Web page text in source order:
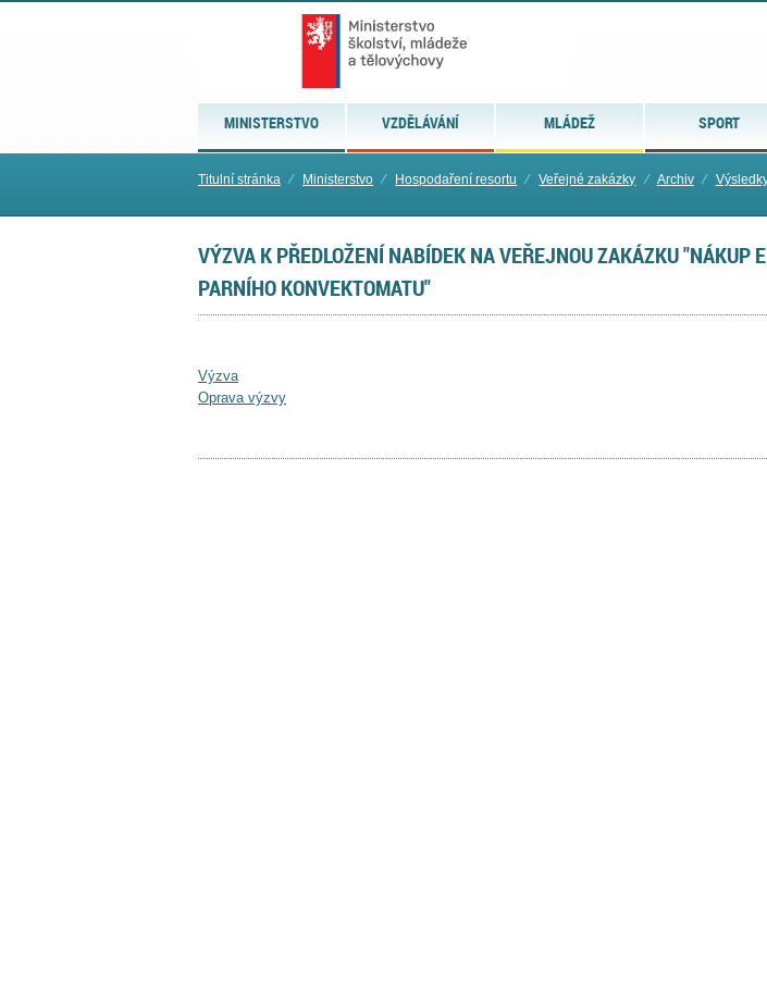
MINISTERSTVO VZDĚLÁVÁNÍ MLÁDEŽ SPORT
Titulní stránka ⁄ Ministerstvo ⁄ Hospodaření resortu ⁄ Veřejné zakázky ⁄ Archiv ⁄
VÝZVA K PŘEDLOŽENÍ NABÍDEK NA VEŘEJNOU ZAKÁZKU "NÁKUP
PARNÍHO KONVEKTOMATU"
Výzva
Oprava výzvy